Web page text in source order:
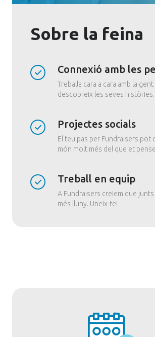
Sobre la feina
Connexió amb les
Treballa cara a cara amb la
descobreix les seves històries.
Projectes socials
El teu pas per Fundraisers pot
món molt més del que et
Treball en equip
A Fundraisers creiem que
més lluny. Uneix-te!